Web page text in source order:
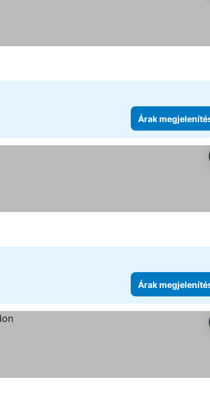
Árak
Árak